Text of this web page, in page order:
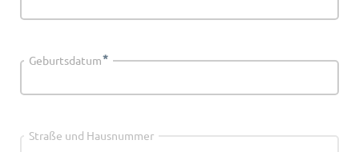
Geburtsdatum*
Straße und Hausnummer